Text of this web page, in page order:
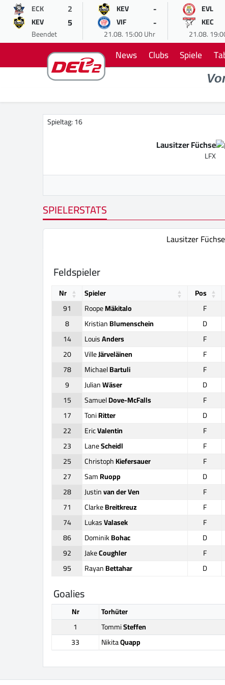
ECK 2
KEV 5
Beendet
KEV -
VIF -
21.08. 15:00 Uhr
EVL
KEC
21.08.
News Clubs Spiele
Spieltag: 16
Lausitzer Füchse
LFX
SPIELERSTATS
Lausitzer Füchse
Feldspieler
Nr Spieler Pos
91
RoopeMäkitalo F
8
KristianBlumenschein D
14
LouisAnders F
20
VilleJärveläinen F
78
MichaelBartuli F
9
JulianWäser D
15
SamuelDove-McFalls F
17
ToniRitter D
22
EricValentin F
23
LaneScheidl F
25
ChristophKiefersauer F
27
SamRuopp D
28
Justinvan der Ven F
71
ClarkeBreitkreuz F
74
LukasValasek F
86
DominikBohac D
92
JakeCoughler F
95
RayanBettahar D
Goalies
Nr Torhüter
1
TommiSteffen
33
NikitaQuapp